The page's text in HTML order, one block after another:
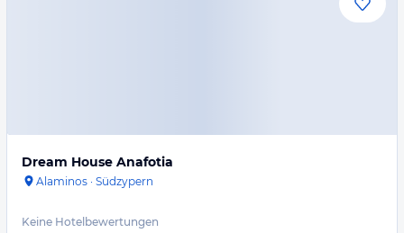
Dream House Anafotia
Alaminos · Südzypern
Keine Hotelbewertungen